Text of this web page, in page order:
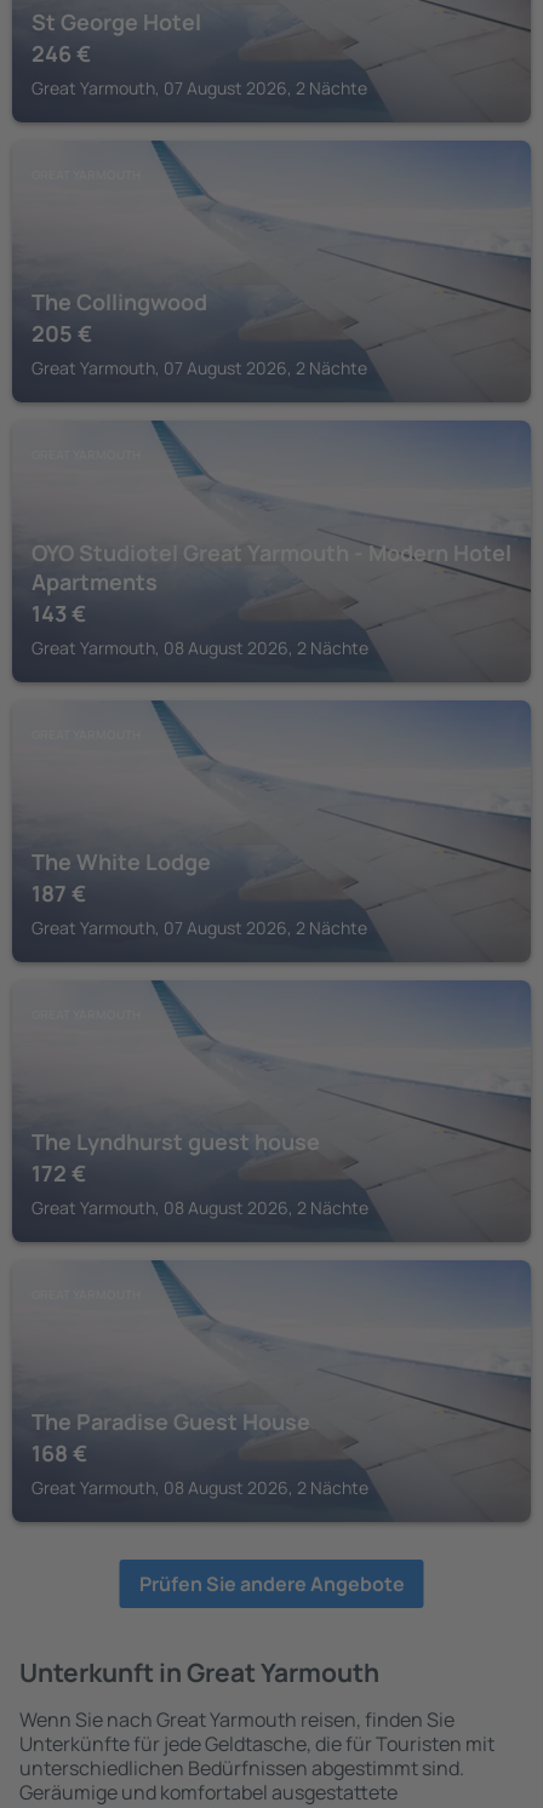
St George Hotel
246 €
Great Yarmouth, 07 August 2026, 2 Nächte
The Collingwood
205 €
Great Yarmouth, 07 August 2026, 2 Nächte
OYO Studiotel Great Yarmouth - Modern Hotel
Apartments
143 €
Great Yarmouth, 08 August 2026, 2 Nächte
The White Lodge
187 €
Great Yarmouth, 07 August 2026, 2 Nächte
The Lyndhurst guest house
172 €
Great Yarmouth, 08 August 2026, 2 Nächte
The Paradise Guest House
168 €
Great Yarmouth, 08 August 2026, 2 Nächte
Prüfen Sie andere Angebote
Unterkunft in Great Yarmouth
Wenn Sie nach Great Yarmouth reisen, finden Sie
Unterkünfte für jede Geldtasche, die für Touristen mit
unterschiedlichen Bedürfnissen abgestimmt sind.
Geräumige und komfortabel ausgestattete